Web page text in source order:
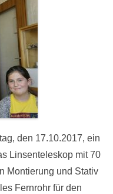
den 17.10.2017, ein
Linsenteleskop mit 70
Montierung und Stativ
Fernrohr für den